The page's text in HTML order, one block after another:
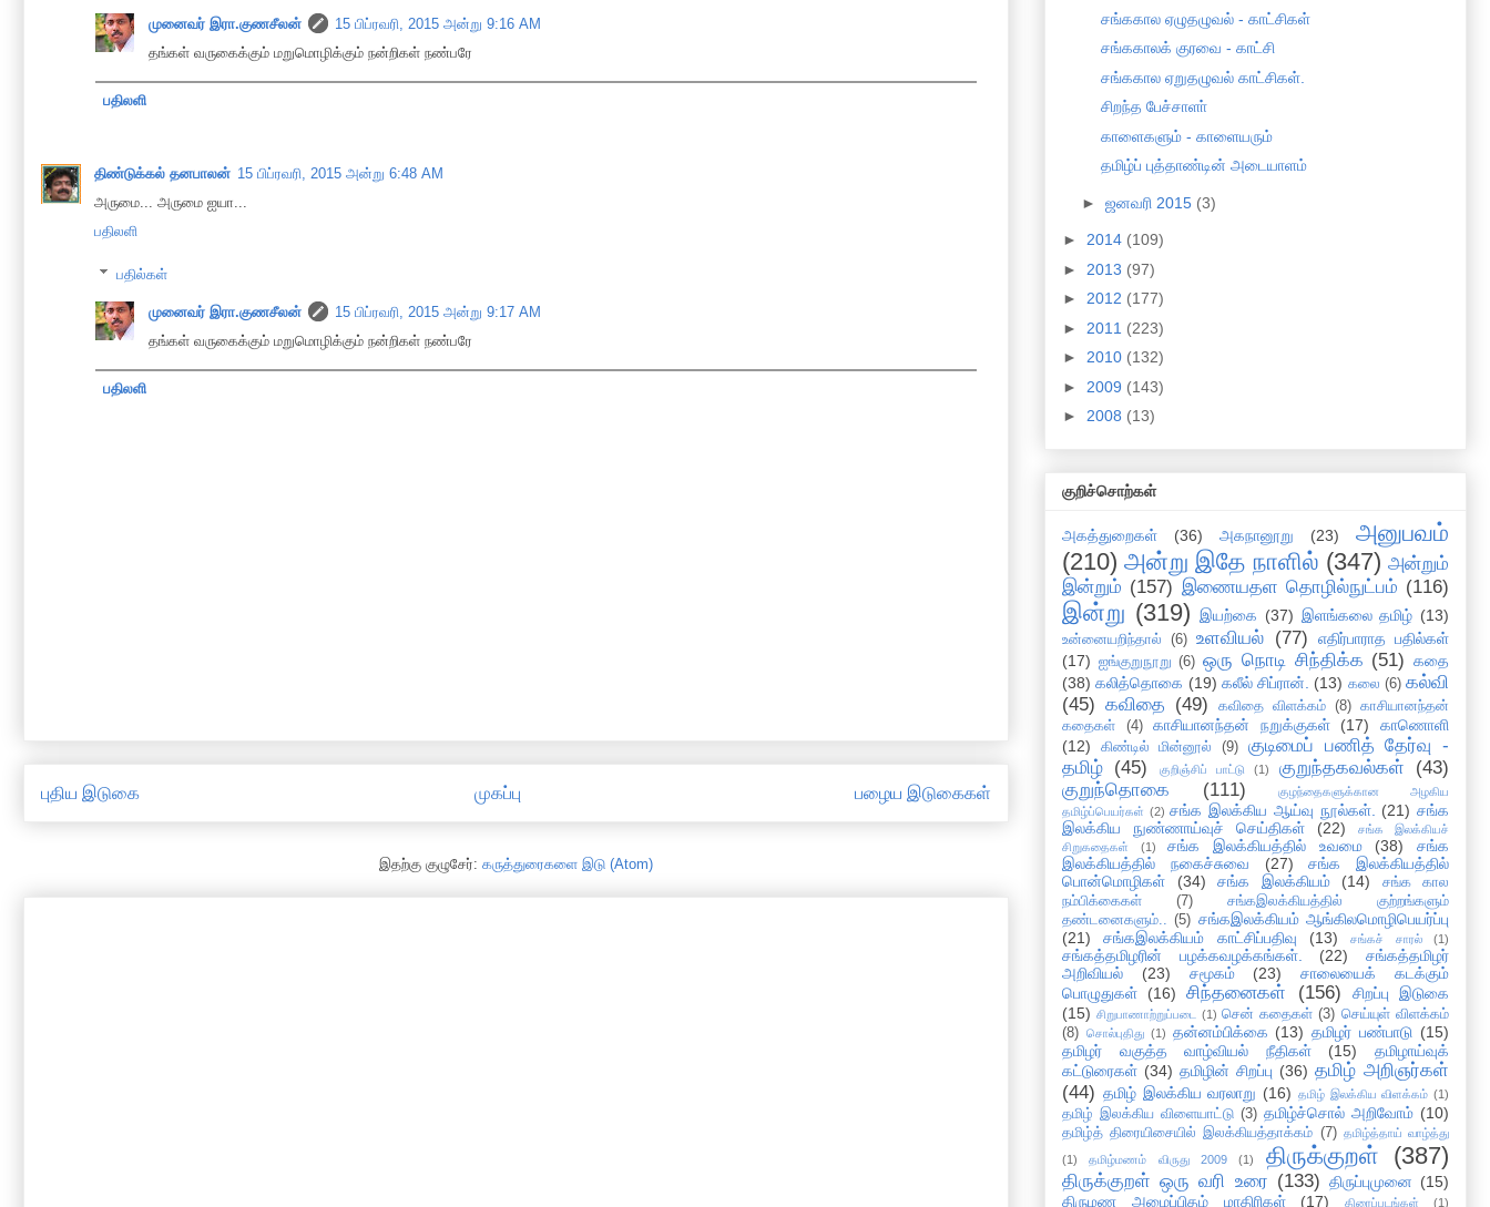
முனைவர் இரா.குணசீலன்
15 பிப்ரவரி, 2015 அன்று 9:16 AM
தங்கள் வருகைக்கும் மறுமொழிக்கும் நன்றிகள் நண்பரே
பதிலளி
திண்டுக்கல் தனபாலன் 15 பிப்ரவரி, 2015 அன்று 6:48 AM
அருமை... அருமை ஐயா...
பதிலளி
பதில்கள்
முனைவர் இரா.குணசீலன்
15 பிப்ரவரி, 2015 அன்று 9:17 AM
தங்கள் வருகைக்கும் மறுமொழிக்கும் நன்றிகள் நண்பரே
பதிலளி
புதிய இடுகை பழைய இடுகைகள்
முகப்பு
இதற்கு குழுசேர்: கருத்துரைகளை இடு (Atom)
சங்ககால ஏழுதழுவல் - காட்சிகள்
சங்ககாலக் குரவை - காட்சி
சங்ககால ஏறுதழுவல் காட்சிகள்.
சிறந்த பேச்சாளா்
காளைகளும் - காளையரும்
தமிழ்ப் புத்தாண்டின் அடையாளம்
► ஜனவரி 2015 (3)
► 2014 (109)
► 2013 (97)
► 2012 (177)
► 2011 (223)
► 2010 (132)
► 2009 (143)
► 2008 (13)
குறிச்சொற்கள்
அகத்துறைகள் (36) அகநானூறு (23)
அனுபவம்
(210) அன்று இதே நாளில் (347) அன்றும்
இன்றும் (157) இணையதள தொழில்நுட்பம் (116)
இன்று (319) இயற்கை (37) இளங்கலை தமிழ் (13)
உன்னையறிந்தால் (6) உளவியல் (77)
எதிர்பாராத பதில்கள்
(17) ஐங்குறுநூறு (6) ஒரு நொடி சிந்திக்க (51) கதை
(38) கலித்தொகை (19) கலீல் சிப்ரான். (13) கலை (6) கல்வி
(45) கவிதை (49) கவிதை விளக்கம் (8) காசியானந்தன்
கதைகள்
(4) காசியானந்தன் நறுக்குகள் (17)
காணொளி
(12)
கிண்டில் மின்னூல் (9)
குடிமைப் பணித் தேர்வு -
தமிழ் (45) குறிஞ்சிப் பாட்டு (1) குறுந்தகவல்கள்
(43)
குறுந்தொகை
(111)
குழந்தைகளுக்கான அழகிய
தமிழ்ப்பெயர்கள் (2) சங்க இலக்கிய ஆய்வு நூல்கள். (21) சங்க
இலக்கிய நுண்ணாய்வுச் செய்திகள்
(22)
சங்க இலக்கியச்
சிறுகதைகள்
(1) சங்க இலக்கியத்தில் உவமை (38)
சங்க
இலக்கியத்தில் நகைச்சுவை
(27)
சங்க இலக்கியத்தில்
பொன்மொழிகள்
(34) சங்க இலக்கியம் (14)
சங்க கால
நம்பிக்கைகள்
(7)
சங்கஇலக்கியத்தில் குற்றங்களும்
தண்டனைகளும்.. (5) சங்கஇலக்கியம் ஆங்கிலமொழிபெயர்ப்பு
(21)
சங்கஇலக்கியம் காட்சிப்பதிவு (13) சங்கச் சாரல் (1)
சங்கத்தமிழரின் பழக்கவழக்கங்கள். (22)
சங்கத்தமிழர்
அறிவியல்
(23) சமூகம் (23)
சாலையைக் கடக்கும்
பொழுதுகள்
(16) சிந்தனைகள் (156)
சிறப்பு இடுகை
(15) சிறுபாணாற்றுப்படை (1) சென் கதைகள் (3) செய்யுள் விளக்கம்
(8) சொல்புதிது (1) தன்னம்பிக்கை (13) தமிழர் பண்பாடு (15)
தமிழர் வகுத்த வாழ்வியல் நீதிகள்
(15)
தமிழாய்வுக்
கட்டுரைகள் (34) தமிழின் சிறப்பு (36) தமிழ் அறிஞர்கள்
(44) தமிழ் இலக்கிய வரலாறு (16) தமிழ் இலக்கிய விளக்கம் (1)
தமிழ் இலக்கிய விளையாட்டு (3) தமிழ்ச்சொல் அறிவோம் (10)
தமிழ்த் திரையிசையில் இலக்கியத்தாக்கம் (7) தமிழ்த்தாய் வாழ்த்து
(1)
தமிழ்மணம் விருது 2009 (1) திருக்குறள் (387)
திருக்குறள் ஒரு வரி உரை (133) திருப்புமுனை (15)
திருமண அழைப்பிதழ் மாதிரிகள்
(17) திரைப்படங்கள் (1)